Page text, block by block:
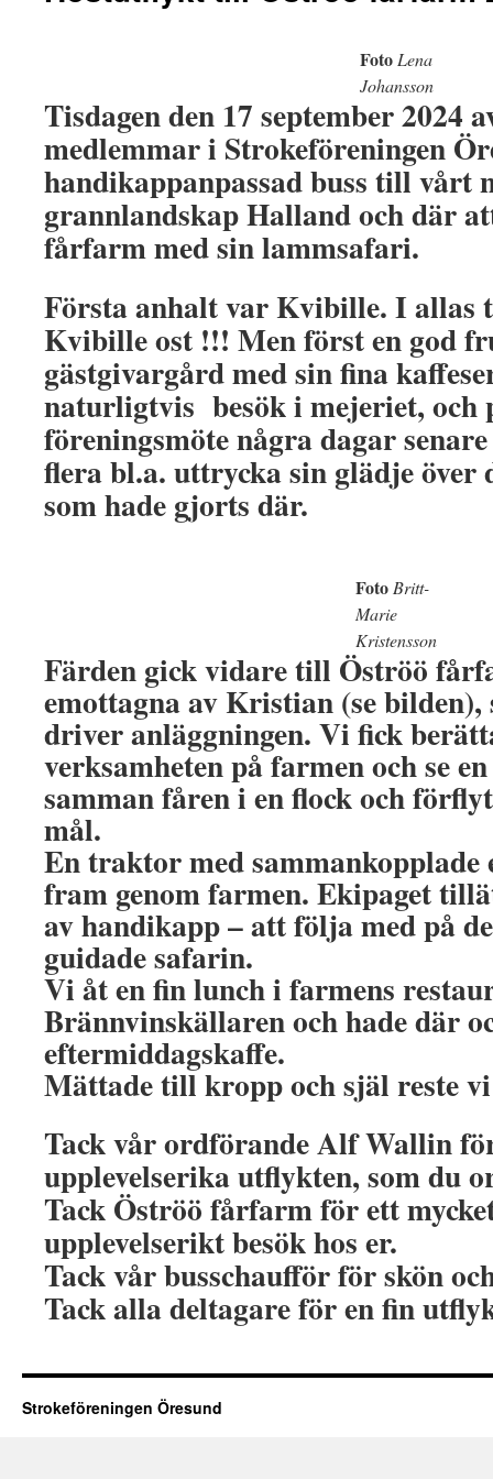
Foto Lena
Johansson
Tisdagen den 17 september 2024
medlemmar i Strokeföreningen
handikappanpassad buss till vårt
grannlandskap Halland och där
fårfarm med sin lammsafari.
Första anhalt var Kvibille. I allas
Kvibille ost !!! Men först en god
gästgivargård med sin fina
naturligtvis besök i mejeriet, och
föreningsmöte några dagar
flera bl.a. uttrycka sin glädje över
som hade gjorts där.
Foto Britt-
Marie
Kristensson
Färden gick vidare till Öströö
emottagna av Kristian (se
driver anläggningen. Vi fick
verksamheten på farmen och se
samman fåren i en flock och
mål.
En traktor med sammankopplade
fram genom farmen. Ekipaget
av handikapp – att följa med på
guidade safarin.
Vi åt en fin lunch i farmens
Brännvinskällaren och hade där
eftermiddagskaffe.
Mättade till kropp och själ reste
Tack vår ordförande Alf Wallin
upplevelserika utflykten, som du
Tack Öströö fårfarm för ett
upplevelserikt besök hos er.
Tack vår busschaufför för skön
Tack alla deltagare för en fin
Strokeföreningen Öresund